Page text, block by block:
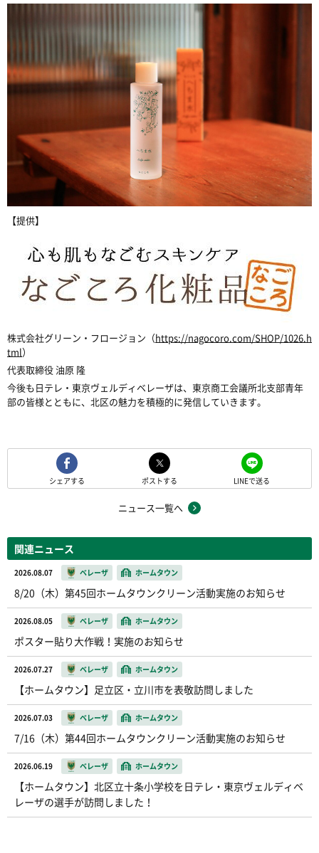
【提供】
株式会社グリーン・フロージョン（https://nagocoro.com/SHOP/1026.h
tml）
代表取締役 油原 隆
今後も日テレ・東京ヴェルディベレーザは、東京商工会議所北支部青年
部の皆様とともに、北区の魅力を積極的に発信していきます。
シェアする ポストする LINEで送る
ニュース一覧へ
関連ニュース
2026.08.07 ベレーザ ホームタウン
8/20（木）第45回ホームタウンクリーン活動実施のお知らせ
2026.08.05 ベレーザ ホームタウン
ポスター貼り大作戦！実施のお知らせ
2026.07.27 ベレーザ ホームタウン
【ホームタウン】足立区・立川市を表敬訪問しました
2026.07.03 ベレーザ ホームタウン
7/16（木）第44回ホームタウンクリーン活動実施のお知らせ
2026.06.19 ベレーザ ホームタウン
【ホームタウン】北区立十条小学校を日テレ・東京ヴェルディベ
レーザの選手が訪問しました！